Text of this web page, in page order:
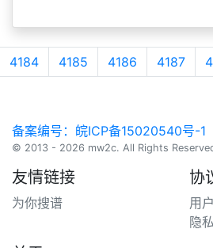
4184 4185 4186 4187
备案编号：皖ICP备15020540号-1
© 2013 - 2026 mw2c. All Rights
友情链接
为你搜谱
协
用
隐